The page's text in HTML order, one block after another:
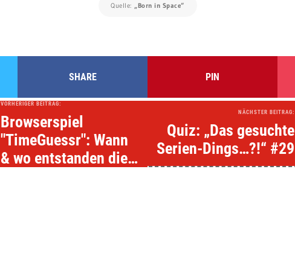
Quelle: „Born in Space“
SHARE PIN
VORHERIGER BEITRAG:
Browserspiel
"TimeGuessr": Wann
& wo entstanden die
NÄCHSTER BEITRAG:
Quiz: „Das gesuchte
Serien-Dings…?!“ #29